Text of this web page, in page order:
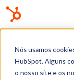
Nós usamos
HubSpot. Alguns
o nosso site e os